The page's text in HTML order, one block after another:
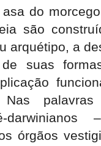
do
são
arquétipo, a
suas
Nas
órgãos